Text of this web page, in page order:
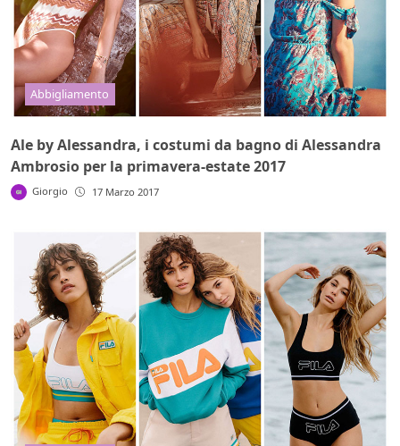
Abbigliamento
Ale by Alessandra, i costumi da bagno di Alessandra
Ambrosio per la primavera-estate 2017
Giorgio 17 Marzo 2017